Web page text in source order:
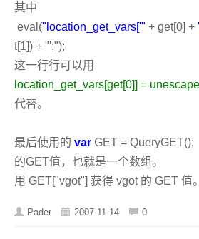
其中
eval("location_get_vars['" + get[0] +
t[1]) + "';");
这一行行可以用
location_get_vars[get[0]] =
代替。
最后使用的 var GET =
的GET值，也就是一个数组。
用 GET["vgot"] 获得 vgot 的 GET 值。
Pader 2007-11-14 0